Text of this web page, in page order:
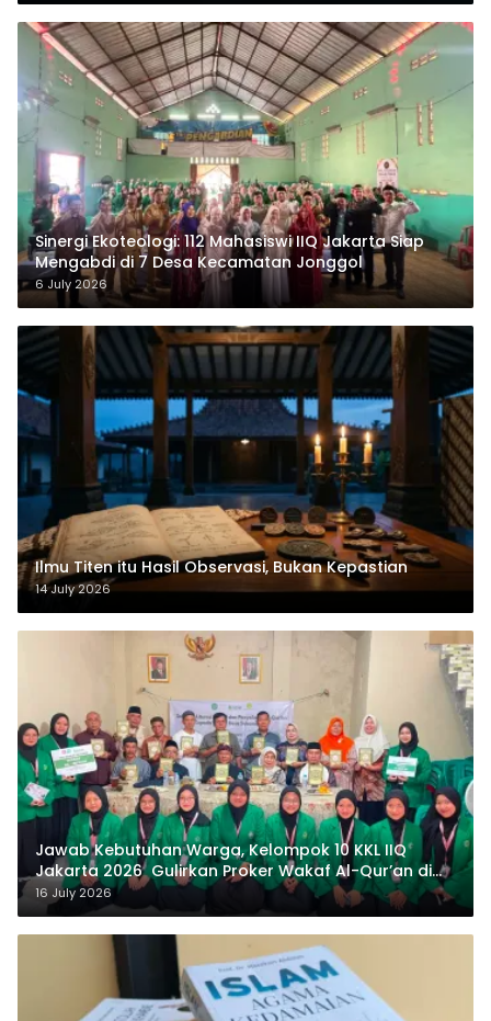
‎Sinergi Ekoteologi: 112 Mahasiswi IIQ Jakarta Siap
Mengabdi di 7 Desa Kecamatan Jonggol
6 July 2026
Ilmu Titen itu Hasil Observasi, Bukan Kepastian
14 July 2026
Jawab Kebutuhan Warga, Kelompok 10 KKL IIQ
Jakarta 2026 Gulirkan Proker Wakaf Al-Qur’an di
Sukamanah
16 July 2026